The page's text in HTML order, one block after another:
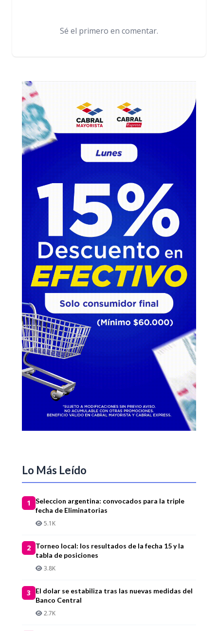
Sé el primero en comentar.
Lo Más Leído
1
Seleccion argentina: convocados para la triple
fecha de Eliminatorias
5.1K
2
Torneo local: los resultados de la fecha 15 y la
tabla de posiciones
3.8K
3
El dolar se estabiliza tras las nuevas medidas del
Banco Central
2.7K